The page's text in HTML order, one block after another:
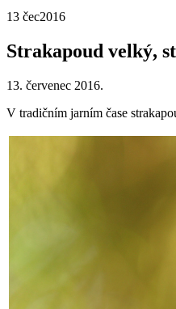
13 čec2016
Strakapoud velký,
13. červenec 2016.
V tradičním jarním čase